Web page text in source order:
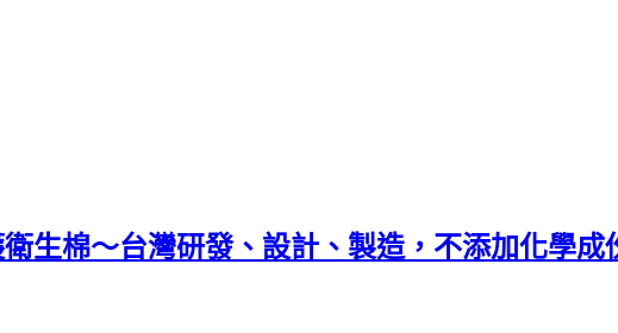
生棉～台灣研發、設計、製造，不添加化學成